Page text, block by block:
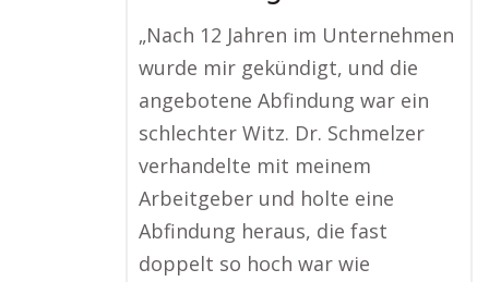
„Nach 12 Jahren im Unternehmen
wurde mir gekündigt, und die
angebotene Abfindung war ein
schlechter Witz. Dr. Schmelzer
verhandelte mit meinem
Arbeitgeber und holte eine
Abfindung heraus, die fast
doppelt so hoch war wie